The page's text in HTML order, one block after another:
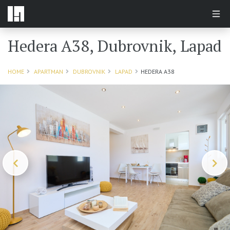
Hedera A38, Dubrovnik, Lapad
HOME APARTMAN DUBROVNIK LAPAD HEDERA A38